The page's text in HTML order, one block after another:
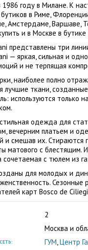
году в Милане. К
в Риме,
Амстердаме, Варшаве,
и в Москве в бутике
представлены три
— яркая, сильная и
и не терпящая
наиболее полно
лучшие ткани,
используются только
одежда для
вечерним платьем и
и смешав их.
матового с блестящим.
с тюлем из
для молодых и
карт Bosco de
2
Москва и
ГУМ,Центр